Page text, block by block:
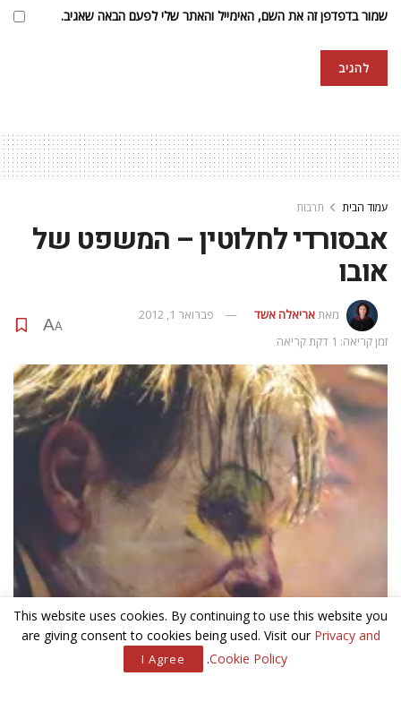
שמור בדפדפן זה את השם, האימייל והאתר שלי לפעם הבאה שאגיב.
עמוד הבית תרבות
אבסורדי לחלוטין – המשפט של
אובו
מאתאריאלה אשד
פברואר 1, 2012
זמן קריאה: 1 דקת קריאה
A
A
This website uses cookies. By continuing to use this website you
are giving consent to cookies being used. Visit our Privacy and
Cookie Policy
.
I Agree